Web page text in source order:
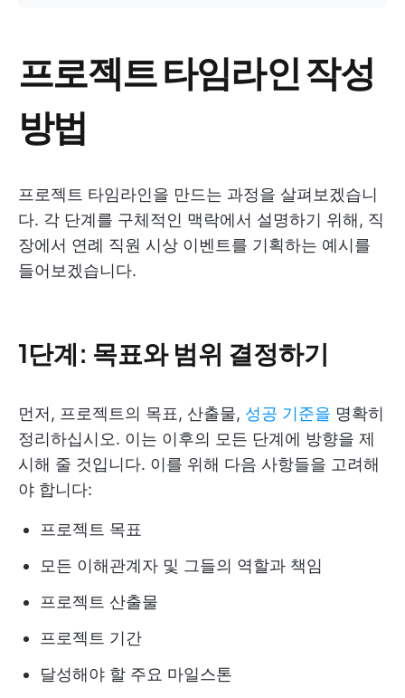
프로젝트 타임라인 작성
방법
프로젝트 타임라인을 만드는 과정을 살펴보겠습니
다. 각 단계를 구체적인 맥락에서 설명하기 위해, 직
장에서 연례 직원 시상 이벤트를 기획하는 예시를
들어보겠습니다.
1단계: 목표와 범위 결정하기
먼저, 프로젝트의 목표, 산출물, 성공 기준을 명확히
정리하십시오. 이는 이후의 모든 단계에 방향을 제
시해 줄 것입니다. 이를 위해 다음 사항들을 고려해
야 합니다:
프로젝트 목표
모든 이해관계자 및 그들의 역할과 책임
프로젝트 산출물
프로젝트 기간
달성해야 할 주요 마일스톤